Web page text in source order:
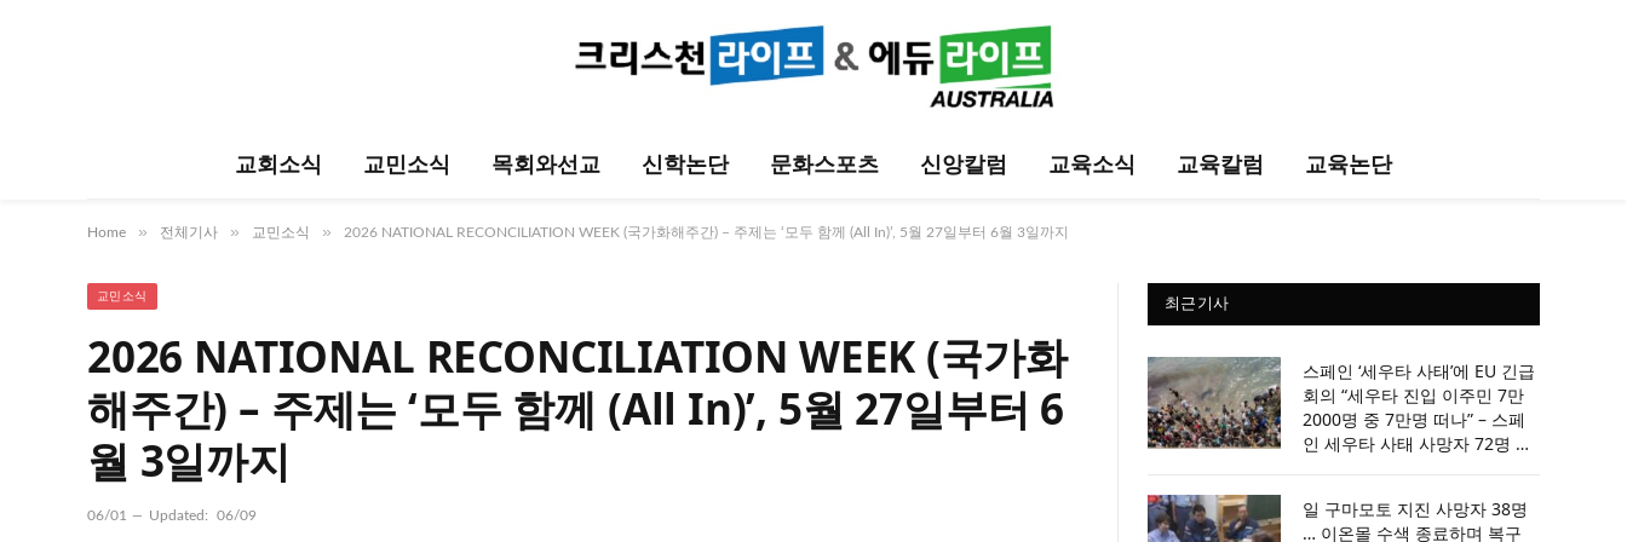
교회소식 교민소식 목회와선교 신학논단 문화스포츠 신앙칼럼 교육소식 교육칼럼 교육논단
Home » 전체기사 » 교민소식 » 2026 NATIONAL RECONCILIATION WEEK (국가화해주간) – 주제는 ‘모두 함께 (All In)’, 5월 27일부터 6월 3일까지
교민소식
2026 NATIONAL RECONCILIATION WEEK (국가화
해주간) – 주제는 ‘모두 함께 (All In)’, 5월 27일부터 6
월 3일까지
06/01 Updated: 06/09
최근기사
스페인 ‘세우타 사태’에 EU 긴급
회의 “세우타 진입 이주민 7만
2000명 중 7만명 떠나” – 스페
인 세우타 사태 사망자 72명 …
일 구마모토 지진 사망자 38명
… 이온몰 수색 종료하며 복구